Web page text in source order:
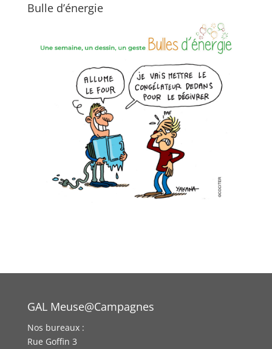
Bulle d’énergie
GAL Meuse@Campagnes
Nos bureaux :
Rue Goffin 3